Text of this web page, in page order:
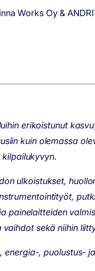
Works Oy &
erikoistunut
kuin olemassa
ulkoistukset,
painelaitteiden
sekä niihin
, puolustus-